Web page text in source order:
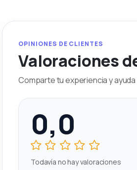
OPINIONES DE CLIENTES
Valoraciones
Comparte tu experiencia y
0,0
Todavía no hay valoraciones